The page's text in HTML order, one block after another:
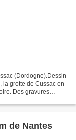
(Dordogne).Dessin
la grotte de Cussac en
Des gravures
de Nantes